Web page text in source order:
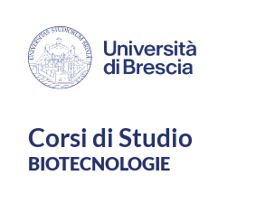
Corsi di Studio
BIOTECNOLOGIE